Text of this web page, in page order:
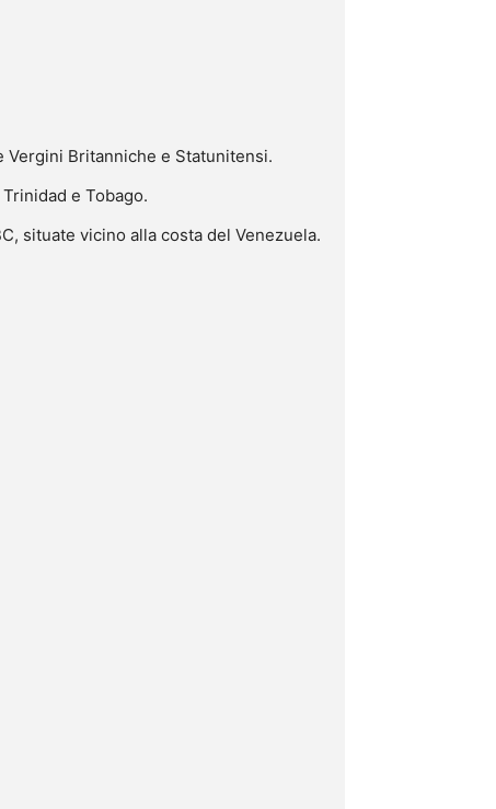
Vergini Britanniche e Statunitensi.
e Tobago.
situate vicino alla costa del Venezuela.